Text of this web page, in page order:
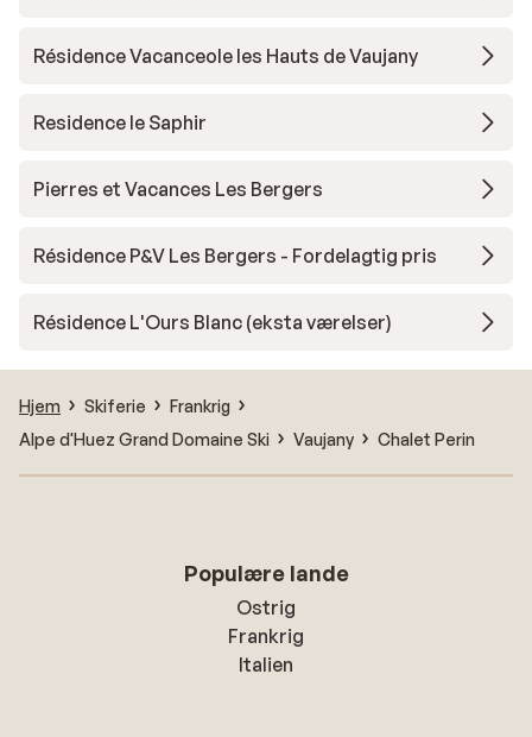
Résidence Vacanceole les Hauts de Vaujany
Residence le Saphir
Pierres et Vacances Les Bergers
Résidence P&V Les Bergers - Fordelagtig pris
Résidence L'Ours Blanc (eksta værelser)
Hjem Skiferie
Frankrig
Alpe d'Huez Grand Domaine Ski
Vaujany Chalet Perin
Populære lande
Ostrig
Frankrig
Italien